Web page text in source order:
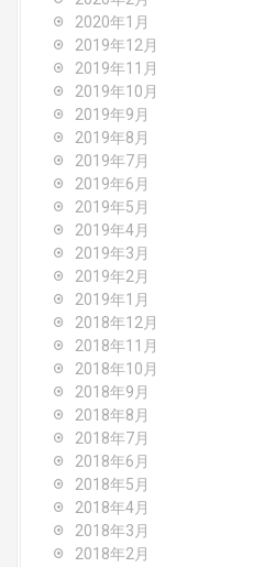
2020年1月
2019年12月
2019年11月
2019年10月
2019年9月
2019年8月
2019年7月
2019年6月
2019年5月
2019年4月
2019年3月
2019年2月
2019年1月
2018年12月
2018年11月
2018年10月
2018年9月
2018年8月
2018年7月
2018年6月
2018年5月
2018年4月
2018年3月
2018年2月